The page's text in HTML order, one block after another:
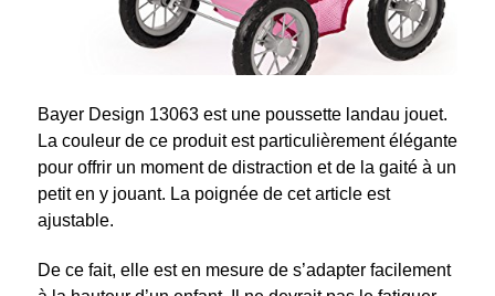
Bayer Design 13063 est une poussette landau jouet.
La couleur de ce produit est particulièrement élégante
pour offrir un moment de distraction et de la gaité à un
petit en y jouant. La poignée de cet article est
ajustable.
De ce fait, elle est en mesure de s’adapter facilement